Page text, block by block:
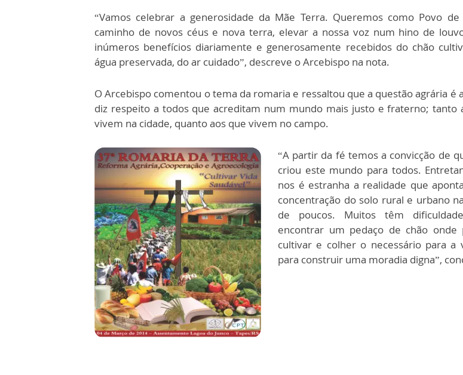
“Vamos celebrar a generosidade da Mãe Terra. Queremos como Povo de
caminho de novos céus e nova terra, elevar a nossa voz num hino de
inúmeros benefícios diariamente e generosamente recebidos do chão
água preservada, do ar cuidado”, descreve o Arcebispo na nota.
O Arcebispo comentou o tema da romaria e ressaltou que a questão agrária é
diz respeito a todos que acreditam num mundo mais justo e fraterno; tanto
vivem na cidade, quanto aos que vivem no campo.
“A partir da fé temos a convicção de
criou este mundo para todos.
nos é estranha a realidade que
concentração do solo rural e urbano
de poucos. Muitos têm
encontrar um pedaço de chão onde
cultivar e colher o necessário para a
para construir uma moradia digna”,